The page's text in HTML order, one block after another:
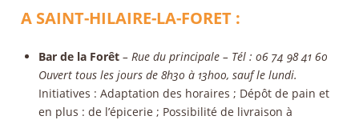
A SAINT-HILAIRE-LA-FORET :
Bar de la Forêt – Rue du principale – Tél : 06 74 98 41 60
Ouvert tous les jours de 8h30 à 13h00, sauf le lundi.
Initiatives : Adaptation des horaires ; Dépôt de pain et
en plus : de l’épicerie ; Possibilité de livraison à